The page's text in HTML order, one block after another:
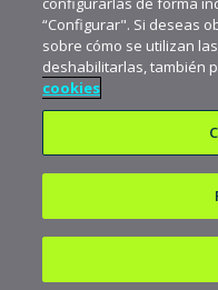
“Configurar". Si deseas
sobre cómo se utilizan
deshabilitarlas, también
cookies